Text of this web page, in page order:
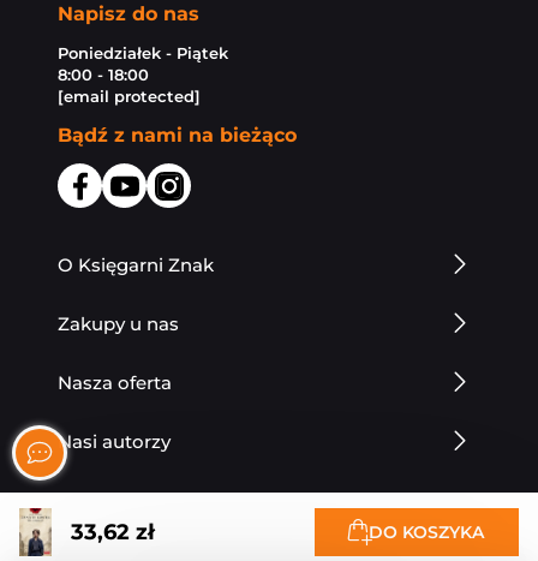
33,62 zł DO KOSZYKA
Napisz do nas
Poniedziałek - Piątek
8:00 - 18:00
[email protected]
Bądź z nami na bieżąco
O Księgarni Znak
Zakupy u nas
Nasza oferta
Nasi autorzy